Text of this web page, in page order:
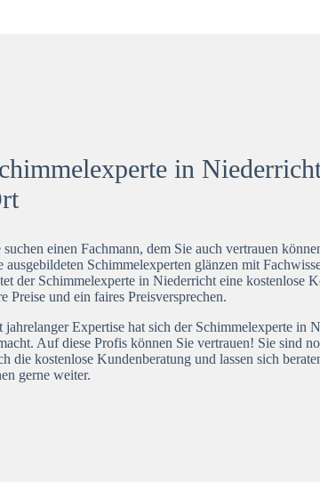
in
suchen einen Fachmann, dem Sie auch vertrauen
ausgebildeten Schimmelexperten glänzen mit
der Schimmelexperte in Niederricht eine kostenlose
Preise und ein faires Preisversprechen.
jahrelanger Expertise hat sich der Schimmelexperte in
Auf diese Profis können Sie vertrauen! Sie sind
die kostenlose Kundenberatung und lassen sich
gerne weiter.